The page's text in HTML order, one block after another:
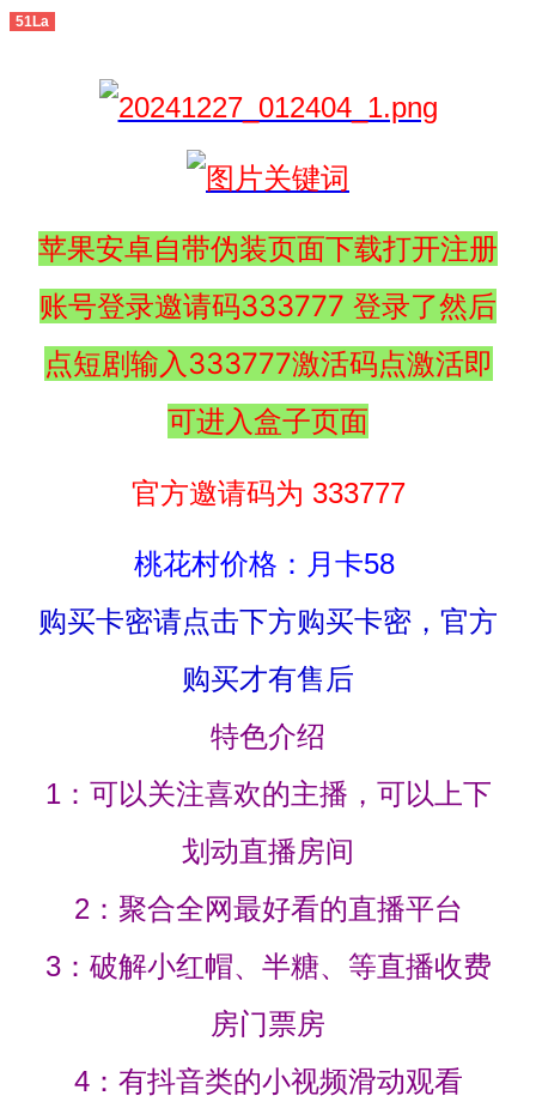
51La
苹果安卓自带伪装页面下载打开注册
账号登录邀请码333777 登录了然后
点短剧输入333777激活码点激活即
可进入盒子页面
官方邀请码为 333777
桃花村价格：月卡58
购买卡密请点击下方购买卡密，官方
购买才有售后
特色介绍
1：可以关注喜欢的主播，可以上下
划动直播房间
2：聚合全网最好看的直播平台
3：破解小红帽、半糖、等直播收费
房门票房
4：有抖音类的小视频滑动观看